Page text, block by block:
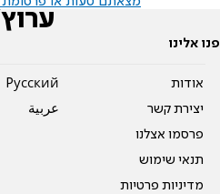
פנו אלינו
אודות
יצירת קשר
פרסמו אצלנו
תנאי שימוש
מדיניות פרטיות
Pусский
عربية